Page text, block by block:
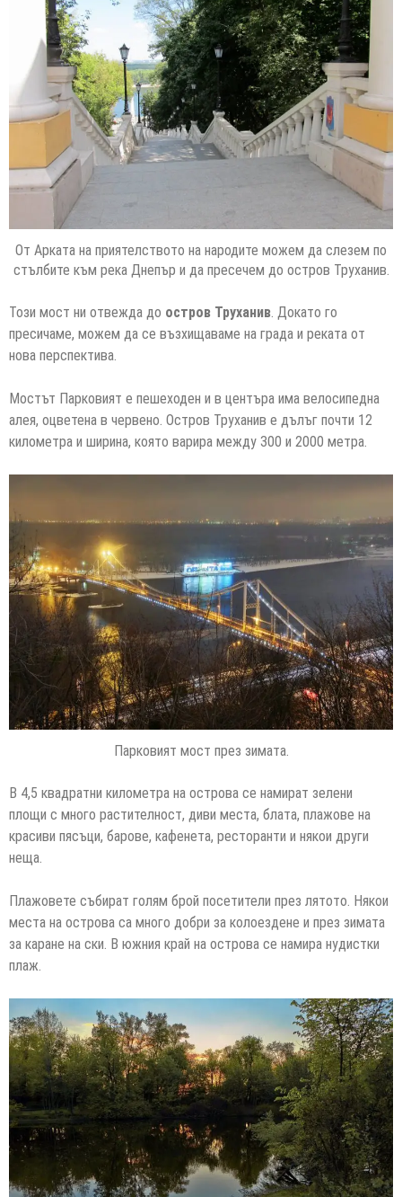
От Арката на приятелството на народите можем да слезем по
стълбите към река Днепър и да пресечем до остров Труханив.
Този мост ни отвежда до остров Труханив. Докато го
пресичаме, можем да се възхищаваме на града и реката от
нова перспектива.
Мостът Парковият е пешеходен и в центъра има велосипедна
алея, оцветена в червено. Остров Труханив е дълъг почти 12
километра и ширина, която варира между 300 и 2000 метра.
Парковият мост през зимата.
В 4,5 квадратни километра на острова се намират зелени
площи с много растителност, диви места, блата, плажове на
красиви пясъци, барове, кафенета, ресторанти и някои други
неща.
Плажовете събират голям брой посетители през лятото. Някои
места на острова са много добри за колоездене и през зимата
за каране на ски. В южния край на острова се намира нудистки
плаж.